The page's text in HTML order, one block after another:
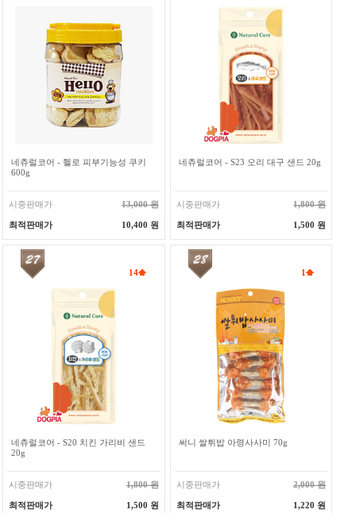
네츄럴코어 - 헬로 피부기능성 쿠키
600g
시중판매가 13,000 원
최적판매가 10,400 원
네츄럴코어 - S23 오리 대구 샌드 20g
시중판매가 1,800 원
최적판매가 1,500 원
14
네츄럴코어 - S20 치킨 가리비 샌드
20g
시중판매가 1,800 원
최적판매가 1,500 원
1
써니 쌀튀밥 아령사사미 70g
시중판매가 2,000 원
최적판매가 1,220 원